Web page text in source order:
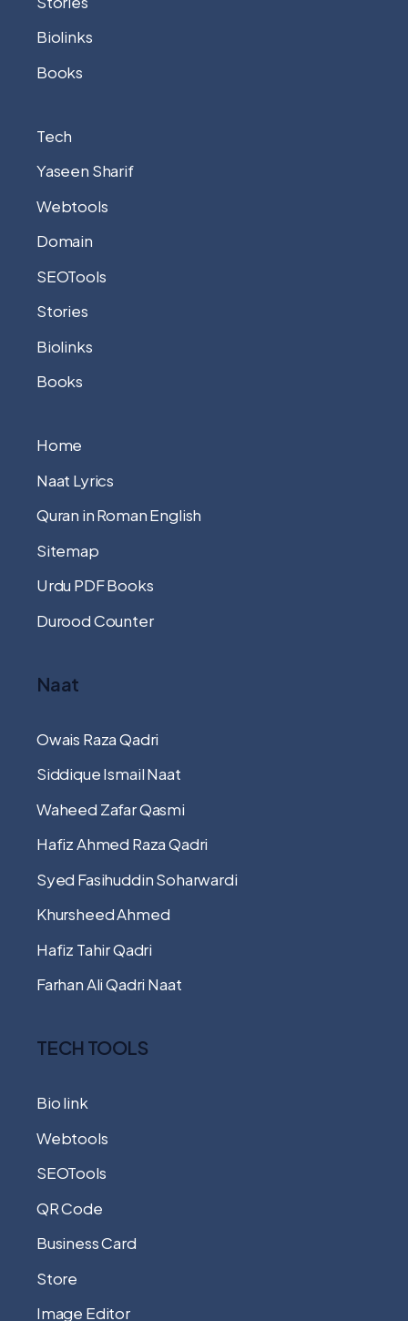
Biolinks
Books
Tech
Yaseen Sharif
Webtools
Domain
SEOTools
Stories
Biolinks
Books
Home
Naat Lyrics
Quran in Roman English
Sitemap
Urdu PDF Books
Durood Counter
Naat
Owais Raza Qadri
Siddique Ismail Naat
Waheed Zafar Qasmi
Hafiz Ahmed Raza Qadri
Syed Fasihuddin Soharwardi
Khursheed Ahmed
Hafiz Tahir Qadri
Farhan Ali Qadri Naat
TECH TOOLS
Bio link
Webtools
SEOTools
QR Code
Business Card
Store
Image Editor